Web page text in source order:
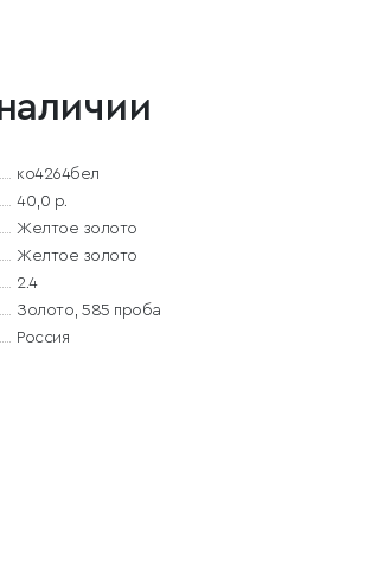
ко4264бел
40,0 р.
Желтое золото
Желтое золото
2.4
Золото, 585 проба
Россия